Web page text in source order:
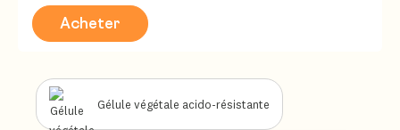
Acheter
Gélule végétale acido-résistante